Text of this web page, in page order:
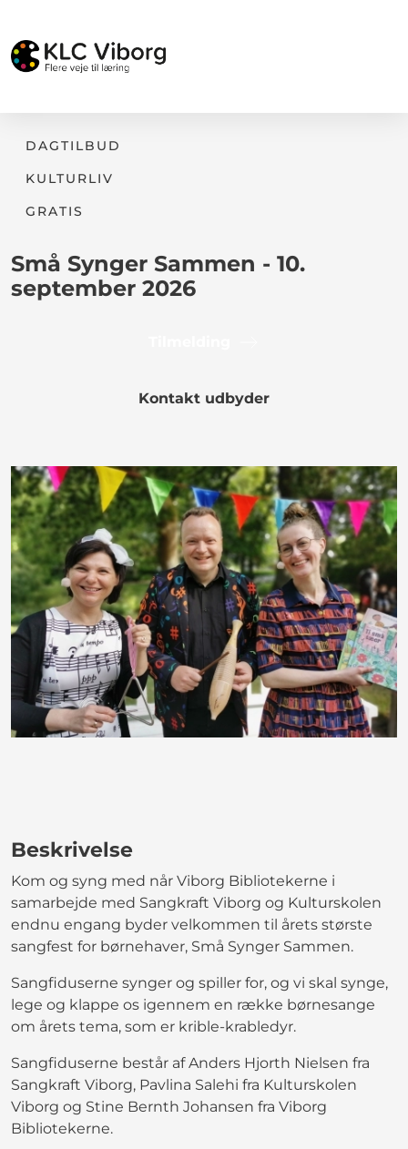
DAGTILBUD
KULTURLIV
GRATIS
Små Synger Sammen - 10.
september 2026
Kontakt udbyder
Beskrivelse
Kom og syng med når Viborg Bibliotekerne i
samarbejde med Sangkraft Viborg og Kulturskolen
endnu engang byder velkommen til årets største
sangfest for børnehaver, Små Synger Sammen.
Sangfiduserne synger og spiller for, og vi skal synge,
lege og klappe os igennem en række børnesange
om årets tema, som er krible-krabledyr.
Sangfiduserne består af Anders Hjorth Nielsen fra
Sangkraft Viborg, Pavlina Salehi fra Kulturskolen
Viborg og Stine Bernth Johansen fra Viborg
Bibliotekerne.